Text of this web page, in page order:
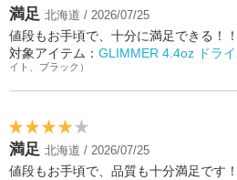
満足 北海道 / 2026/07/25
値段もお手頃で、十分に満足できる！！
対象アイテム： GLIMMER 4.4oz ドラ
イト、ブラック）
満足 北海道 / 2026/07/25
値段もお手頃で、品質も十分満足です！